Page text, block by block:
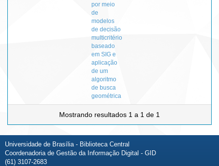
por meio
de
modelos
de decisão
multicritério
baseado
em SIG e
aplicação
de um
algoritmo
de busca
geométrica
Mostrando resultados 1 a 1 de 1
Universidade de Brasília - Biblioteca Central
Coordenadoria de Gestão da Informação Digital - GID
(61) 3107-2683